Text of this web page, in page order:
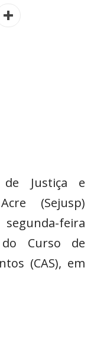
Justiça e
(Sejusp)
feira
Curso de
(CAS), em